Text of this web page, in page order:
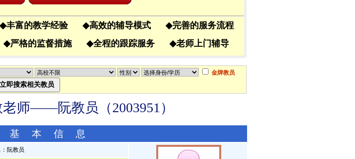
◆丰富的教学经验 ◆高效的辅导模式 ◆完善的服务流程
◆严格的监督措施 ◆全程的跟踪服务 ◆老师上门辅导
金牌教员
师——阮教员（2003951）
基 本 信 息
阮教员